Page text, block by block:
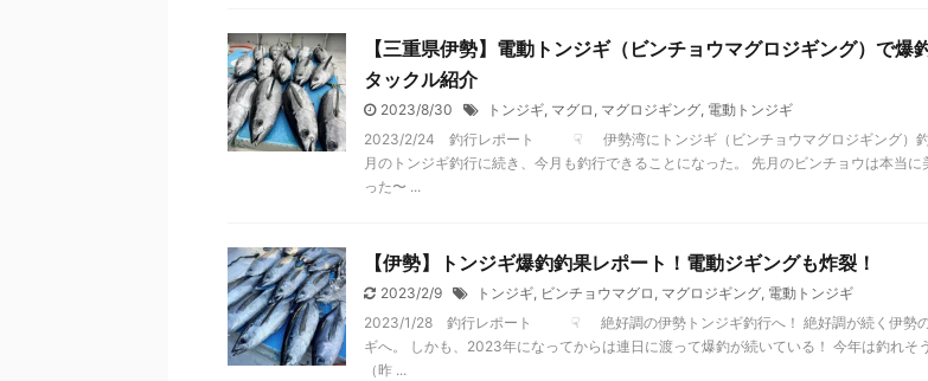
【三重県伊勢】電動トンジギ（ビンチョウマグロジギング）で爆
タックル紹介
2023/8/30 トンジギ, マグロ , マグロジギング, 電動トンジギ
2023/2/24 釣行レポート ☟ 伊勢湾にトンジギ（ビンチョウマグロジギング）釣
月のトンジギ釣行に続き、今月も釣行できることになった。 先月のビンチョウは本当に
った〜 ...
【伊勢】トンジギ爆釣釣果レポート！電動ジギングも炸裂！
2023/2/9 トンジギ, ビンチョウマグロ , マグロジギング, 電動トンジギ
2023/1/28 釣行レポート ☟ 絶好調の伊勢トンジギ釣行へ！ 絶好調が続く伊勢
ギへ。 しかも、2023年になってからは連日に渡って爆釣が続いている！ 今年は釣れそ
（昨 ...